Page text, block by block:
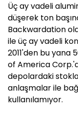
Üç ay vadeli
düşerek ton
Backwardation
ile üç ay vadeli
2011'den bu yana
of America
depolardaki
anlaşmalar ile
kullanılamıyor.